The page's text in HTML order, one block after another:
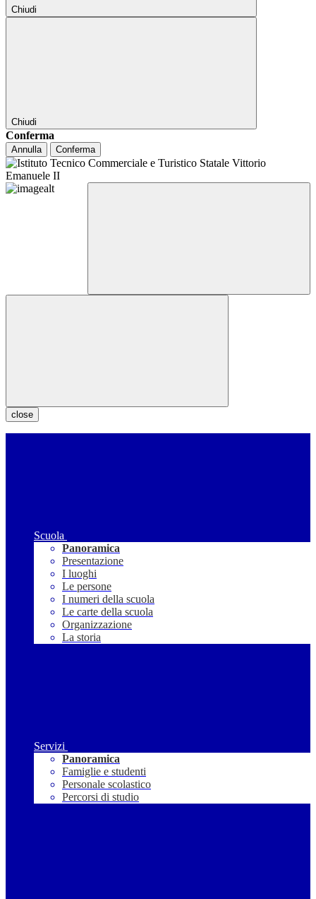
Chiudi
Chiudi
Conferma
Annulla Conferma
close
Scuola
Panoramica
Presentazione
I luoghi
Le persone
I numeri della scuola
Le carte della scuola
Organizzazione
La storia
Servizi
Panoramica
Famiglie e studenti
Personale scolastico
Percorsi di studio